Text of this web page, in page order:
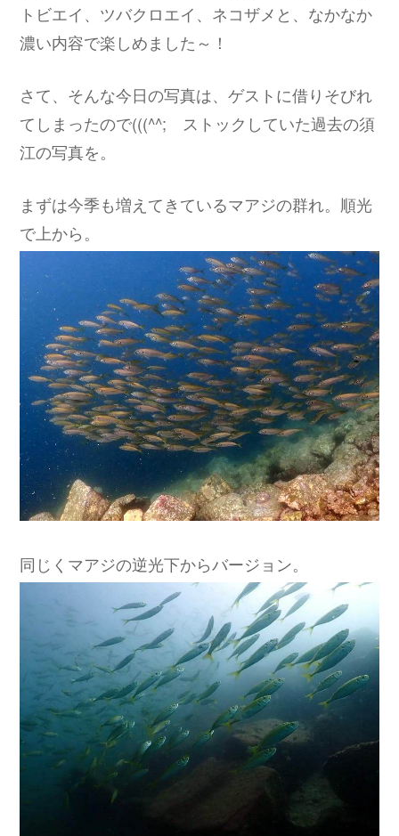
トビエイ、ツバクロエイ、ネコザメと、なかなか
濃い内容で楽しめました～！
さて、そんな今日の写真は、ゲストに借りそびれ
てしまったので(((^^; ストックしていた過去の須
江の写真を。
まずは今季も増えてきているマアジの群れ。順光
で上から。
同じくマアジの逆光下からバージョン。